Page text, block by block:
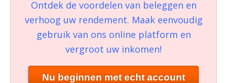
Ontdek de voordelen van beleggen en
verhoog uw rendement. Maak eenvoudig
gebruik van ons online platform en
vergroot uw inkomen!
Nu beginnen met echt account